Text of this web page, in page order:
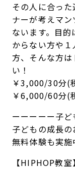
その人に合っ
ナーが考えマ
ないます。目
からない方や
方、そんな方
い！
￥3,000/30分(
￥6,000/60分(
ーーーーー子
子どもの成長の
無料体験も実
【HIPHOP教室】